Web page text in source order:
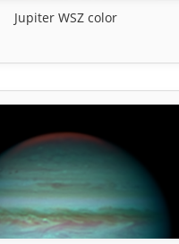
Jupiter WSZ color